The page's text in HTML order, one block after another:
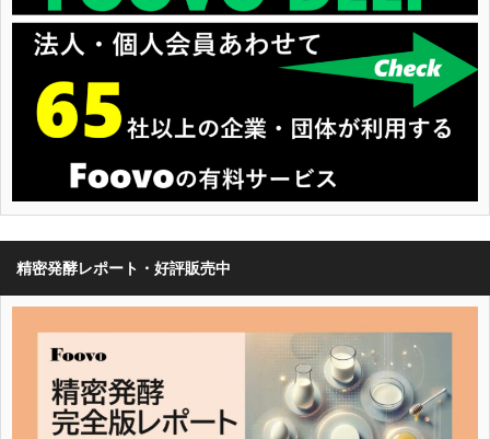
精密発酵レポート・好評販売中